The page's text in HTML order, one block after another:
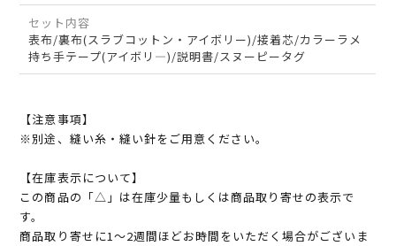
セット内容
表布/裏布(スラブコットン・アイボリー)/接着芯/カラーラメ
持ち手テープ(アイボリ―)/説明書/スヌーピータグ
【注意事項】
※別途、縫い糸・縫い針をご用意ください。
【在庫表示について】
この商品の「△」は在庫少量もしくは商品取り寄せの表示で
す。
商品取り寄せに1～2週間ほどお時間をいただく場合がございま